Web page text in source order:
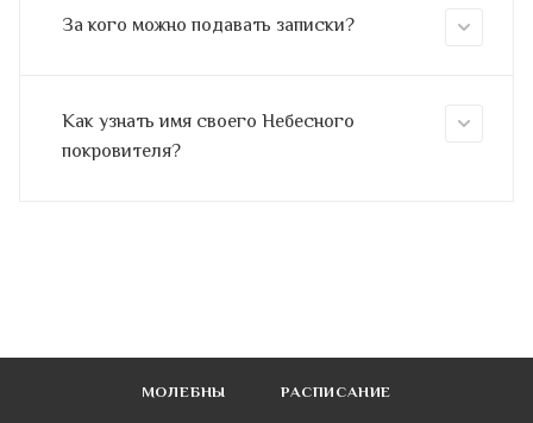
За кого можно подавать записки?
Как узнать имя своего Небесного
покровителя?
МОЛЕБНЫ
РАСПИСАНИЕ